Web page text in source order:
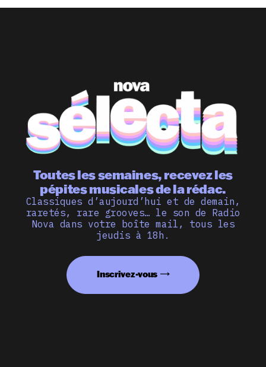
Toutes les semaines, recevez les
pépites musicales de la rédac.
Classiques d’aujourd’hui et de demain,
raretés, rare grooves… le son de Radio
Nova dans votre boîte mail, tous les
jeudis à 18h.
Inscrivez-vous